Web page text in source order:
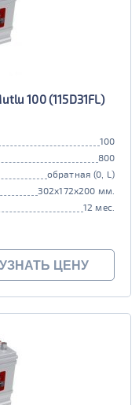
100 (115D31FL)
100
800
обратная (0, L)
302x172x200 мм.
12 мес.
УЗНАТЬ ЦЕНУ